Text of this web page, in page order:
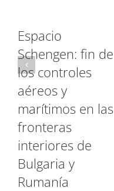
Espacio
Schengen: fin de
los controles
aéreos y
marítimos en las
fronteras
interiores de
Bulgaria y
Rumanía